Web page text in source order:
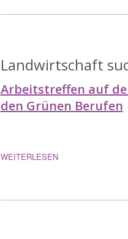
Landwirtschaft
Arbeitstreffen auf
den Grünen Berufen
WEITERLESEN